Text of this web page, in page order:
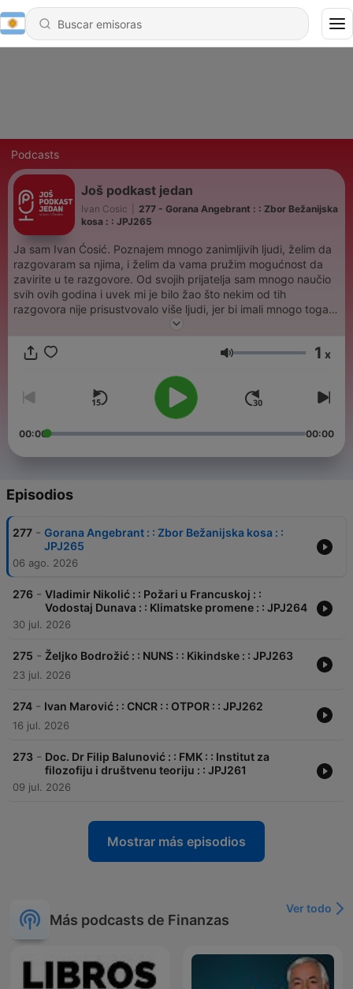
Podcasts
Još podkast jedan
Ivan Cosic
277 - Gorana Angebrant : : Zbor Bežanijska
kosa : : JPJ265
Ja sam Ivan Ćosić. Poznajem mnogo zanimljivih ljudi, želim da
razgovaram sa njima, i želim da vama pružim mogućnost da
zavirite u te razgovore. Od svojih prijatelja sam mnogo naučio
svih ovih godina i uvek mi je bilo žao što nekim od tih
razgovora nije prisustvovalo više ljudi, jer bi imali mnogo toga
da čuju. To želim da ispravim ovim podkastom. Već dvadeset
stvarima. Od 2013. godine organizovao sam konferenciju
pomogao da se ispriča preko 60 uspešnih priča.
Volumen 1 x
00:00 00:00
Episodios
277 - Gorana Angebrant : : Zbor Bežanijska kosa : :
JPJ265
06 ago. 2026
276 - Vladimir Nikolić : : Požari u Francuskoj : :
Vodostaj Dunava : : Klimatske promene : : JPJ264
30 jul. 2026
275 - Željko Bodrožić : : NUNS : : Kikindske : : JPJ263
23 jul. 2026
274 - Ivan Marović : : CNCR : : OTPOR : : JPJ262
16 jul. 2026
273 - Doc. Dr Filip Balunović : : FMK : : Institut za
filozofiju i društvenu teoriju : : JPJ261
09 jul. 2026
Mostrar más episodios
Más podcasts de Finanzas
Ver todo